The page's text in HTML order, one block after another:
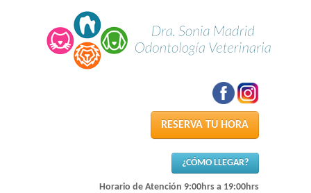
RESERVA TU HORA
¿CÓMO LLEGAR?
Horario de Atención 9:00hrs a 19:00hrs